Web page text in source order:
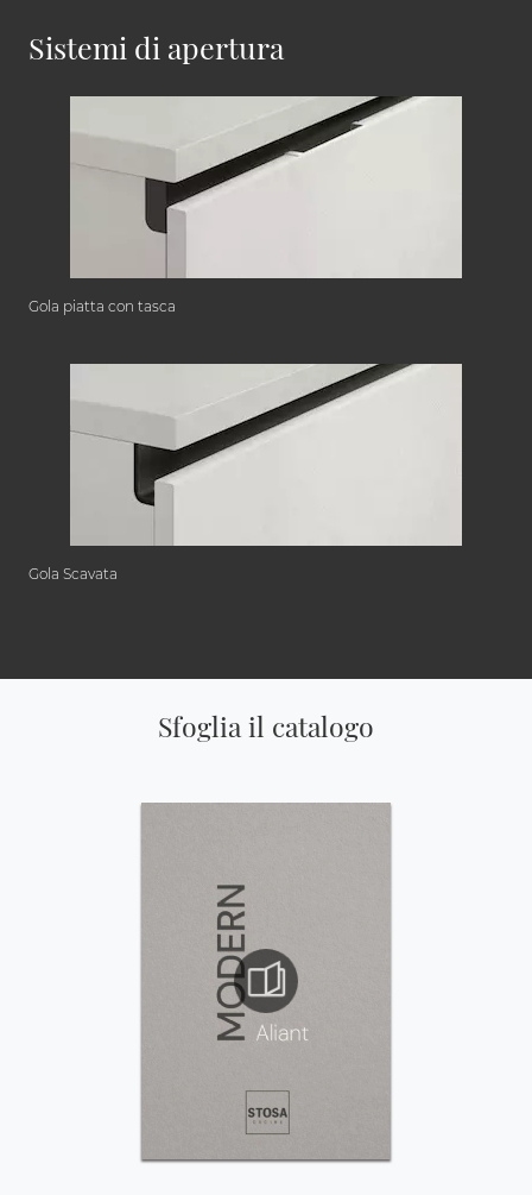
Sistemi di apertura
Gola piatta con tasca
Gola Scavata
Sfoglia il catalogo